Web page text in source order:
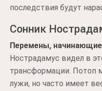
последствия будут
Сонник
Перемены,
Нострадамус видел в
трансформации. Потоп
лужи, но часто имеет